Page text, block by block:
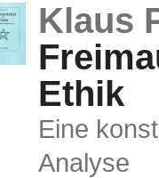
Klaus
Ethik
Eine
Ana­ly­se